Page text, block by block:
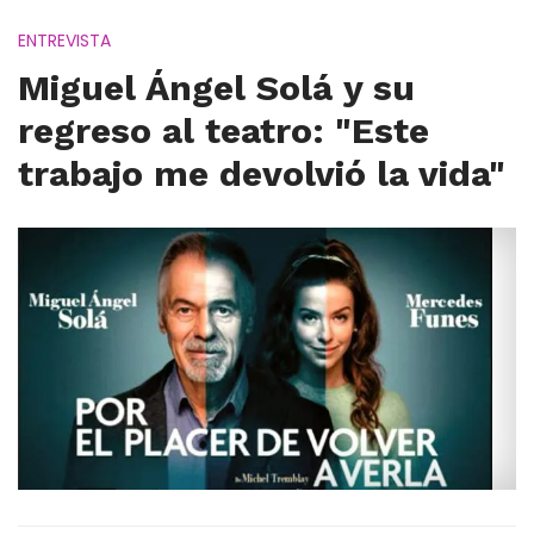
ENTREVISTA
Miguel Ángel Solá y su
regreso al teatro: "Este
trabajo me devolvió la vida"